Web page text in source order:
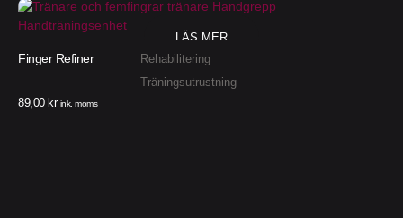
LÄS MER
Finger Refiner
Rehabilitering
Träningsutrustning
89,00 kr ink. moms